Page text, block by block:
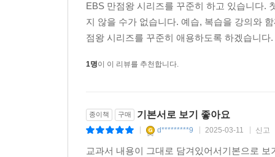
EBS 만점왕 시리즈를 꾸준히 하고 있습니다.
지 않을 수가 없습니다. 예습, 복습을 강의와
점왕 시리즈를 꾸준히 애용하도록 하겠습니다.
1명이 이 리뷰를 추천합니다.
종이책 구매 기본서로 보기 좋아요
d*********9 2025-03-11 신고
교과서 내용이 그대로 담겨있어서기본으로